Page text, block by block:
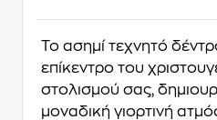
Το ασημί τεχνητό
επίκεντρο του
στολισμού σας,
μοναδική γιορτινή